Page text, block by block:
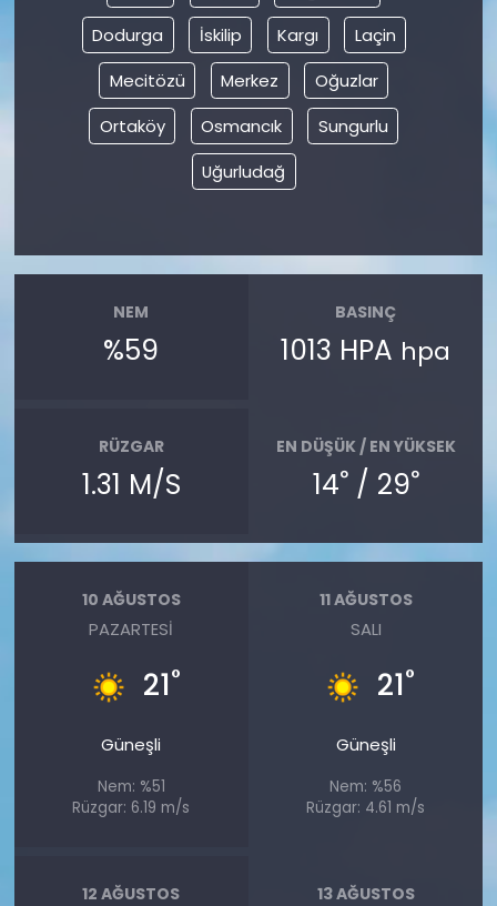
Dodurga
İskilip Kargı
Laçin
Mecitözü
Merkez
Oğuzlar
Ortaköy
Osmancık
Sungurlu
Uğurludağ
NEM
%59
BASINÇ
1013 HPA hpa
RÜZGAR
1.31 M/S
EN DÜŞÜK / EN YÜKSEK
14°/ 29°
10 AĞUSTOS
PAZARTESI
21°
Güneşli
Nem: %51
Rüzgar: 6.19 m/s
11 AĞUSTOS
SALI
21°
Güneşli
Nem: %56
Rüzgar: 4.61 m/s
12 AĞUSTOS 13 AĞUSTOS